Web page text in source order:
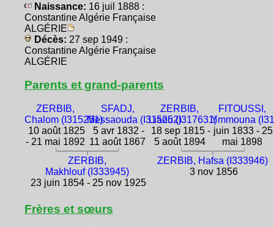
Naissance: 16 juil 1888 :
Constantine Algérie Française
ALGÉRIE
Décès: 27 sep 1949 :
Constantine Algérie Française
ALGÉRIE
Parents et grand-parents
ZERBIB,
Chalom (I315251)
10 août 1825
- 21 mai 1892
SFADJ,
Messaouda (I315252)
5 avr 1832 -
11 août 1867
ZERBIB,
Liaou (I317631)
18 sep 1815 -
5 août 1894
FITOUSSI,
Ymmouna
juin 1833 - 25
mai 1898
ZERBIB,
Makhlouf (I333945)
23 juin 1854 - 25 nov 1925
ZERBIB, Hafsa (I333946)
3 nov 1856
Frères et sœurs